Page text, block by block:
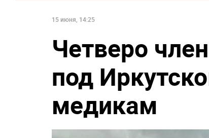
15 июня, 14:25
Четверо
под
медикам